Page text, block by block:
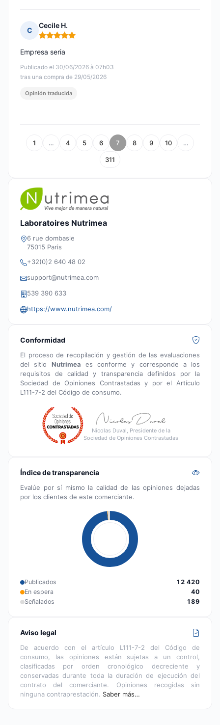
C
Cecile H.
Nota: 5 de 5
Publicado el 30/06/2026 à 07h03
tras una compra de 29/05/2026
Empresa seria
Opinión traducida
1 … 4 5 6 7 8 9 10 …
311
Laboratoires Nutrimea
6 rue dombasle
75015 Paris
+32(0)2 640 48 02
support@nutrimea.com
539 390 633
https://www.nutrimea.com/
Conformidad
El proceso de recopilación y gestión de las evaluaciones
del sitio Nutrimea es conforme y corresponde a los
requisitos de calidad y transparencia definidos por la
Sociedad de Opiniones Contrastadas y por el Artículo
L111-7-2 del Código de consumo.
Nicolas Duval, Presidente de la
Sociedad de Opiniones Contrastadas
Índice de transparencia
Evalúe por sí mismo la calidad de las opiniones dejadas
por los clientes de este comerciante.
Publicados
12 420
En espera
40
Señalados
189
Aviso legal
De acuerdo con el artículo L111-7-2 del Código de
consumo, las opiniones están sujetas a un control,
clasificadas por orden cronológico decreciente y
conservadas durante toda la duración de ejecución del
contrato del comerciante. Opiniones recogidas sin
ninguna contraprestación. Saber más…